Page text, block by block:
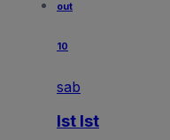
out
10
sab
Ist Ist